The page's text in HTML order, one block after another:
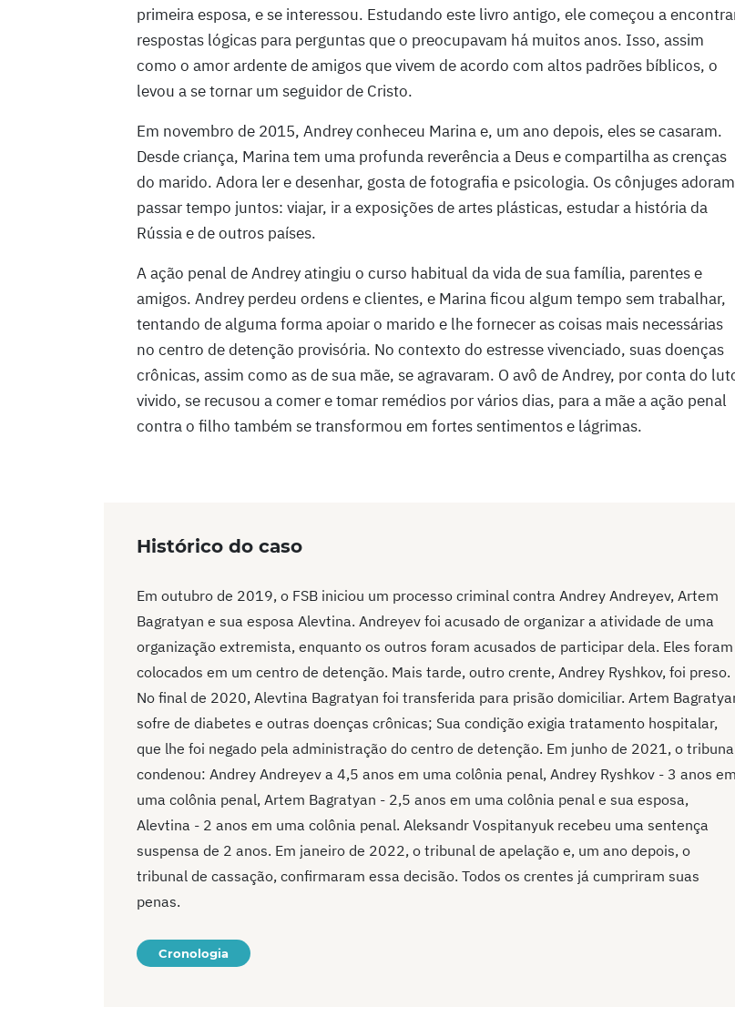
primeira esposa, e se interessou. Estudando este livro antigo, ele começou a
respostas lógicas para perguntas que o preocupavam há muitos anos. Isso, assim
como o amor ardente de amigos que vivem de acordo com altos padrões bíblicos, o
levou a se tornar um seguidor de Cristo.
Em novembro de 2015, Andrey conheceu Marina e, um ano depois, eles se casaram.
Desde criança, Marina tem uma profunda reverência a Deus e compartilha as crenças
do marido. Adora ler e desenhar, gosta de fotografia e psicologia. Os cônjuges adoram
passar tempo juntos: viajar, ir a exposições de artes plásticas, estudar a história da
Rússia e de outros países.
A ação penal de Andrey atingiu o curso habitual da vida de sua família, parentes e
amigos. Andrey perdeu ordens e clientes, e Marina ficou algum tempo sem trabalhar,
tentando de alguma forma apoiar o marido e lhe fornecer as coisas mais necessárias
no centro de detenção provisória. No contexto do estresse vivenciado, suas doenças
crônicas, assim como as de sua mãe, se agravaram. O avô de Andrey, por conta do
vivido, se recusou a comer e tomar remédios por vários dias, para a mãe a ação penal
contra o filho também se transformou em fortes sentimentos e lágrimas.
Histórico do caso
Em outubro de 2019, o FSB iniciou um processo criminal contra Andrey Andreyev, Artem
Bagratyan e sua esposa Alevtina. Andreyev foi acusado de organizar a atividade de uma
organização extremista, enquanto os outros foram acusados de participar dela. Eles foram
colocados em um centro de detenção. Mais tarde, outro crente, Andrey Ryshkov, foi preso.
No final de 2020, Alevtina Bagratyan foi transferida para prisão domiciliar. Artem
sofre de diabetes e outras doenças crônicas; Sua condição exigia tratamento hospitalar,
que lhe foi negado pela administração do centro de detenção. Em junho de 2021, o
condenou: Andrey Andreyev a 4,5 anos em uma colônia penal, Andrey Ryshkov - 3 anos em
uma colônia penal, Artem Bagratyan - 2,5 anos em uma colônia penal e sua esposa,
Alevtina - 2 anos em uma colônia penal. Aleksandr Vospitanyuk recebeu uma sentença
suspensa de 2 anos. Em janeiro de 2022, o tribunal de apelação e, um ano depois, o
tribunal de cassação, confirmaram essa decisão. Todos os crentes já cumpriram suas
penas.
Cronologia